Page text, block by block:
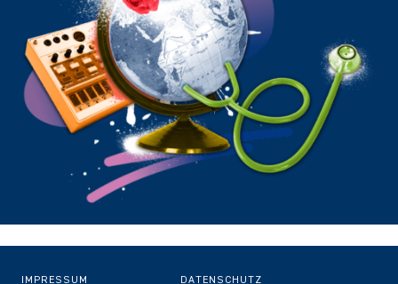
IMPRESSUM DATENSCHUTZ